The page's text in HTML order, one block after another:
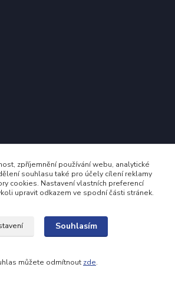
zpříjemnění používání webu, analytické
souhlasu také pro účely cílení reklamy
cookies. Nastavení vlastních preferencí
upravit odkazem ve spodní části stránek.
Souhlasím
můžete odmítnout zde.